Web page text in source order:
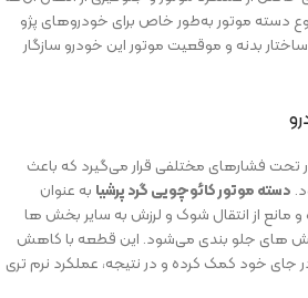
دسته‌ موتور به‌طور خاص برای خودروهای پژو
بدنه و موقعیت موتور این خودرو سازگار
تحت فشارهای مختلفی قرار می‌گیرد که باعث
دسته‌ موتور کائوچویی گرد پرشیا به‌ عنوان
مانع از انتقال شوک و لرزش به سایر بخش‌ ها
بخش‌ های جلو بندی می‌شود. این قطعه با کاهش
جای خود کمک کرده و در نتیجه، عملکرد نرم‌ تری